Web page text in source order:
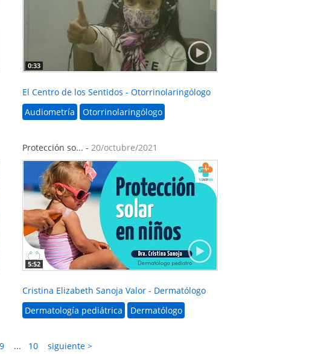
0:33
El Centro de los Sentidos - Otorrinolaringólogo
Audiometría
Otorrinolaringólogo
Protección so... - 20/octubre/2021
5:52
Cristina Elizabeth Sanoja Valor - Dermatólogo
Dermatología pediátrica
Dermatólogo
9 ... 10 siguiente >